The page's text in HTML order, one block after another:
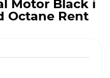
Motor Black i
Octane Rent